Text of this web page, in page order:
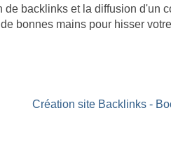
backlinks et la diffusion d'un
bonnes mains pour hisser
Création site Backlinks -